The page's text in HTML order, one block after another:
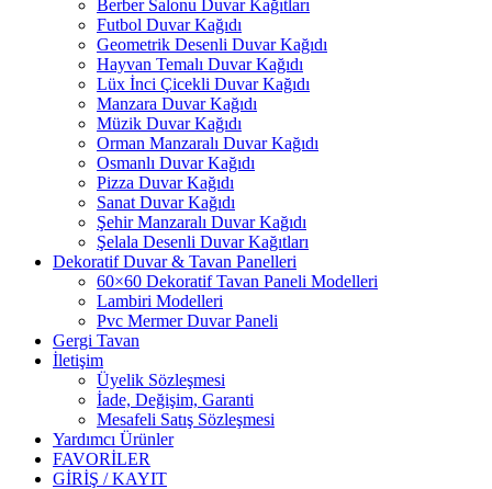
Berber Salonu Duvar Kağıtları
Futbol Duvar Kağıdı
Geometrik Desenli Duvar Kağıdı
Hayvan Temalı Duvar Kağıdı
Lüx İnci Çicekli Duvar Kağıdı
Manzara Duvar Kağıdı
Müzik Duvar Kağıdı
Orman Manzaralı Duvar Kağıdı
Osmanlı Duvar Kağıdı
Pizza Duvar Kağıdı
Sanat Duvar Kağıdı
Şehir Manzaralı Duvar Kağıdı
Şelala Desenli Duvar Kağıtları
Dekoratif Duvar & Tavan Panelleri
60×60 Dekoratif Tavan Paneli Modelleri
Lambiri Modelleri
Pvc Mermer Duvar Paneli
Gergi Tavan
İletişim
Üyelik Sözleşmesi
İade, Değişim, Garanti
Mesafeli Satış Sözleşmesi
Yardımcı Ürünler
FAVORİLER
GİRİŞ / KAYIT